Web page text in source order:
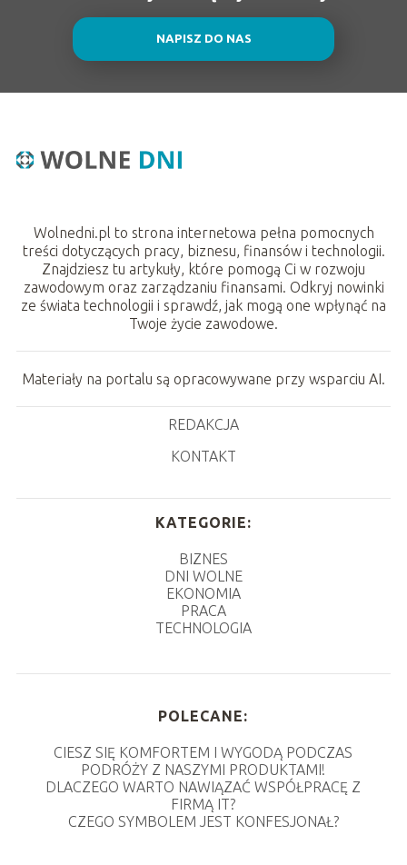
NAPISZ DO NAS
Wolnedni.pl to strona internetowa pełna pomocnych
treści dotyczących pracy, biznesu, finansów i technologii.
Znajdziesz tu artykuły, które pomogą Ci w rozwoju
zawodowym oraz zarządzaniu finansami. Odkryj nowinki
ze świata technologii i sprawdź, jak mogą one wpłynąć na
Twoje życie zawodowe.
Materiały na portalu są opracowywane przy wsparciu AI.
REDAKCJA
KONTAKT
KATEGORIE:
BIZNES
DNI WOLNE
EKONOMIA
PRACA
TECHNOLOGIA
POLECANE:
CIESZ SIĘ KOMFORTEM I WYGODĄ PODCZAS
PODRÓŻY Z NASZYMI PRODUKTAMI!
DLACZEGO WARTO NAWIĄZAĆ WSPÓŁPRACĘ Z
FIRMĄ IT?
CZEGO SYMBOLEM JEST KONFESJONAŁ?